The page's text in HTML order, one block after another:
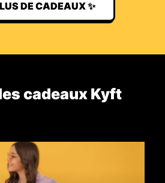
DE CADEAUX ✨
cadeaux Kyft​